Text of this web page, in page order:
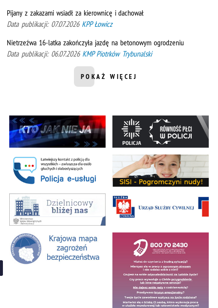
Pijany z zakazami wsiadł za kierownicę i dachował
Data publikacji: 07.07.2026 KPP Łowicz
Nietrzeźwa 16-latka zakończyła jazdę na betonowym ogrodzeniu
Data publikacji: 06.07.2026 KMP Piotrków Trybunalski
POKAŻ WIĘCEJ